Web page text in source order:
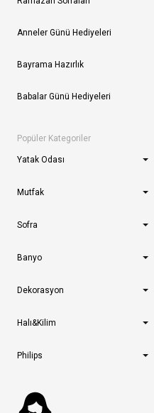
Anneler Günü Hediyeleri
Bayrama Hazırlık
Babalar Günü Hediyeleri
Popüler Kategoriler
Yatak Odası
Mutfak
Sofra
Banyo
Dekorasyon
Halı&Kilim
Philips